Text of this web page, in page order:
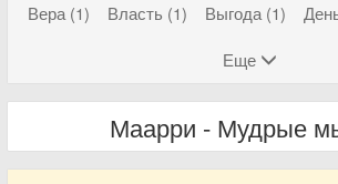
Вера (1)
Власть (1) Выгода (1)
Еще
Маарри - Мудрые